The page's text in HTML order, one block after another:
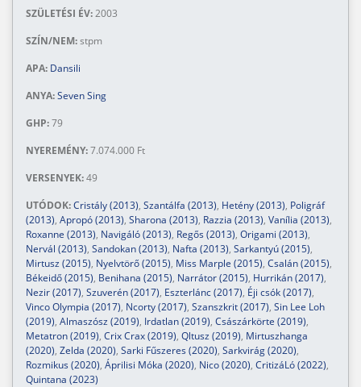
SZÜLETÉSI ÉV:2003
SZÍN/NEM:stpm
APA: Dansili
ANYA:Seven Sing
GHP:79
NYEREMÉNY:7.074.000 Ft
VERSENYEK:49
UTÓDOK:Cristály (2013), Szantálfa (2013), Hetény (2013), Poligráf
(2013), Apropó (2013), Sharona (2013), Razzia (2013), Vanília (2013),
Roxanne (2013), Navigáló (2013), Regős (2013), Origami (2013),
Nervál (2013), Sandokan (2013), Nafta (2013), Sarkantyú (2015),
Mirtusz (2015), Nyelvtörő (2015), Miss Marple (2015), Csalán (2015),
Békeidő (2015), Benihana (2015), Narrátor (2015), Hurrikán (2017),
Nezir (2017), Szuverén (2017), Eszterlánc (2017), Éji csók (2017),
Vinco Olympia (2017), Ncorty (2017), Szanszkrit (2017), Sin Lee Loh
(2019), Almaszósz (2019), Irdatlan (2019), Császárkörte (2019),
Metatron (2019), Crix Crax (2019), Qltusz (2019), Mirtuszhanga
(2020), Zelda (2020), Sarki Fűszeres (2020), Sarkvirág (2020),
Rozmikus (2020), Áprilisi Móka (2020), Nico (2020), CritizáLó (2022),
Quintana (2023)